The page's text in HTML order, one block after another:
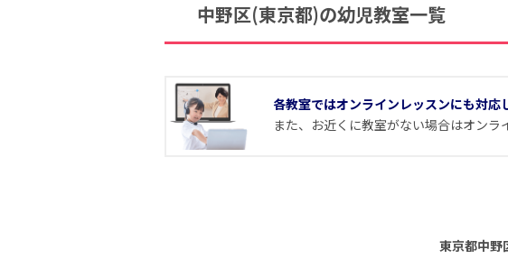
中野区(東京都)の幼児教室一覧
各教室ではオンラインレッスンにも対応
また、お近くに教室がない場合はオンラ
東京都中野